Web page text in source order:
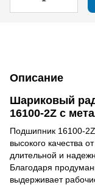
Описание
Шариковый
16100-2Z с
Подшипник 16100-
высокого качества
длительной и
Благодаря
выдерживает